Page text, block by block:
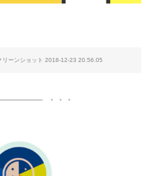
リーンショット 2018-12-23 20.56.05